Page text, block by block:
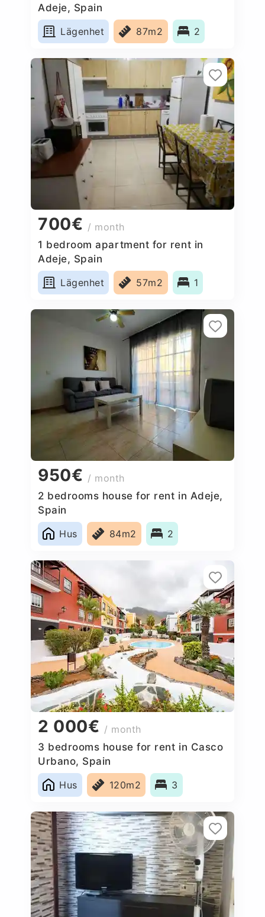
Adeje, Spain
Lägenhet
87m2 2
700€ / month
1 bedroom apartment for rent in
Adeje, Spain
Lägenhet
57m2 1
950€ / month
2 bedrooms house for rent in Adeje,
Spain
Hus
84m2 2
2 000€ / month
3 bedrooms house for rent in Casco
Urbano, Spain
Hus
120m2 3